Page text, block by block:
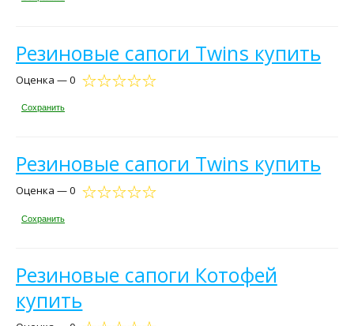
Резиновые сапоги Twins купить
Оценка — 0
Сохранить
Резиновые сапоги Twins купить
Оценка — 0
Сохранить
Резиновые сапоги Котофей
купить